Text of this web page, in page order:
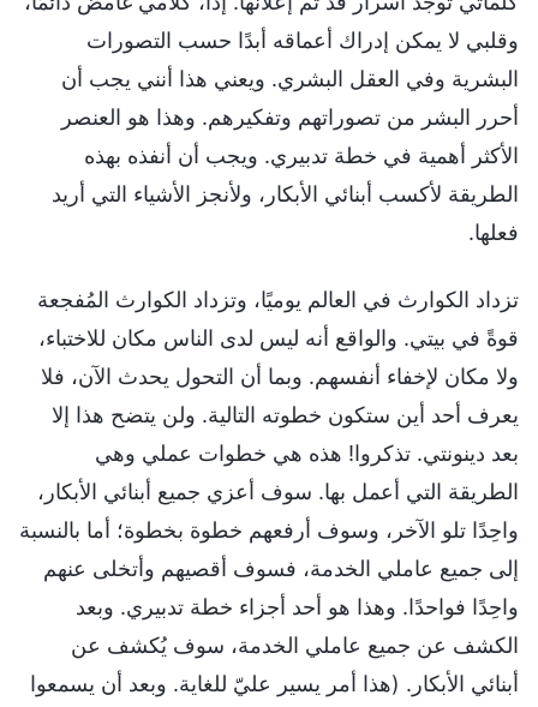
وقلبي لا يمكن إدراك أعماقه أبدًا حسب التصورات
البشرية وفي العقل البشري. ويعني هذا أنني يجب أن
أحرر البشر من تصوراتهم وتفكيرهم. وهذا هو العنصر
الأكثر أهمية في خطة تدبيري. ويجب أن أنفذه بهذه
الطريقة لأكسب أبنائي الأبكار، ولأنجز الأشياء التي أريد
فعلها.
تزداد الكوارث في العالم يوميًا، وتزداد الكوارث المُفجعة
قوةً في بيتي. والواقع أنه ليس لدى الناس مكان للاختباء،
ولا مكان لإخفاء أنفسهم. وبما أن التحول يحدث الآن، فلا
يعرف أحد أين ستكون خطوته التالية. ولن يتضح هذا إلا
بعد دينونتي. تذكروا! هذه هي خطوات عملي وهي
الطريقة التي أعمل بها. سوف أعزي جميع أبنائي الأبكار،
واحِدًا تلو الآخر، وسوف أرفعهم خطوة بخطوة؛ أما بالنسبة
إلى جميع عاملي الخدمة، فسوف أقصيهم وأتخلى عنهم
واحِدًا فواحدًا. وهذا هو أحد أجزاء خطة تدبيري. وبعد
الكشف عن جميع عاملي الخدمة، سوف يُكشف عن
أبنائي الأبكار. (هذا أمر يسير عليّ للغاية. وبعد أن يسمعوا